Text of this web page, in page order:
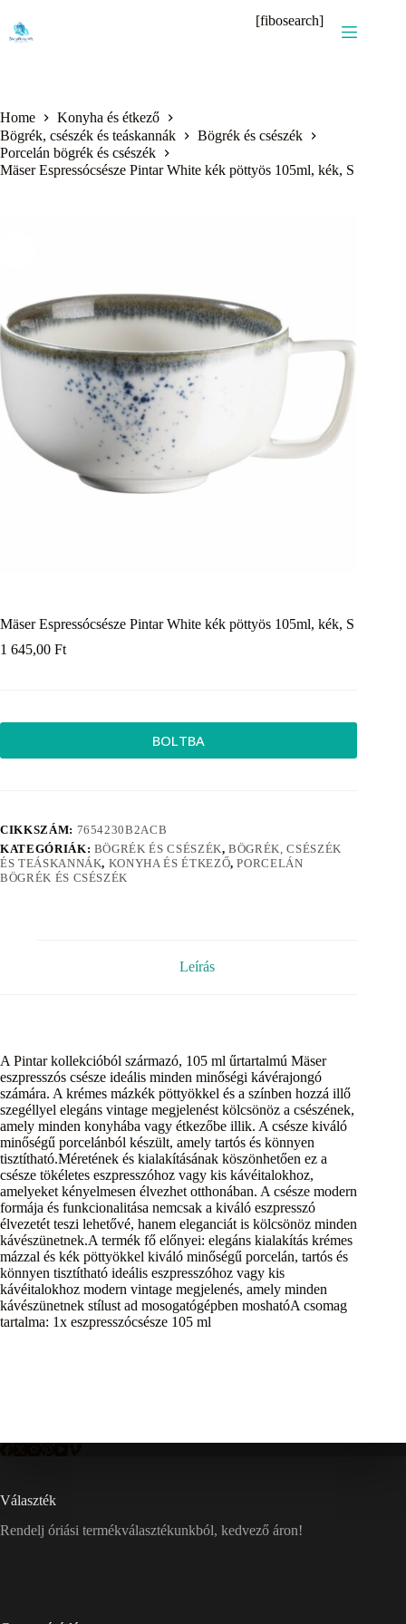
content
[fibosearch]
Home
Konyha és étkező
Bögrék, csészék és teáskannák
Bögrék és csészék
Porcelán bögrék és csészék
Mäser Espressócsésze Pintar White kék pöttyös 105ml, kék, S
Mäser Espressócsésze Pintar White kék pöttyös 105ml, kék, S
1 645,00 Ft
BOLTBA
CIKKSZÁM: 7654230B2ACB
KATEGÓRIÁK: BÖGRÉK ÉS CSÉSZÉK,BÖGRÉK, CSÉSZÉK
ÉS TEÁSKANNÁK, KONYHA ÉS ÉTKEZŐ,PORCELÁN
BÖGRÉK ÉS CSÉSZÉK
Leírás
A Pintar kollekcióból származó, 105 ml űrtartalmú Mäser
eszpresszós csésze ideális minden minőségi kávérajongó
számára. A krémes mázkék pöttyökkel és a színben hozzá illő
szegéllyel elegáns vintage megjelenést kölcsönöz a csészének,
amely minden konyhába vagy étkezőbe illik. A csésze kiváló
minőségű porcelánból készült, amely tartós és könnyen
tisztítható.Méretének és kialakításának köszönhetően ez a
csésze tökéletes eszpresszóhoz vagy kis kávéitalokhoz,
amelyeket kényelmesen élvezhet otthonában. A csésze modern
formája és funkcionalitása nemcsak a kiváló eszpresszó
élvezetét teszi lehetővé, hanem eleganciát is kölcsönöz minden
kávészünetnek.A termék fő előnyei: elegáns kialakítás krémes
mázzal és kék pöttyökkel kiváló minőségű porcelán, tartós és
könnyen tisztítható ideális eszpresszóhoz vagy kis
kávéitalokhoz modern vintage megjelenés, amely minden
kávészünetnek stílust ad mosogatógépben moshatóA csomag
tartalma: 1x eszpresszócsésze 105 ml
Választék
Rendelj óriási termékválasztékunkból, kedvező áron!